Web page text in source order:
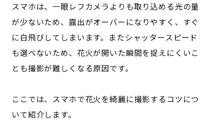
スマホは、一眼レフカメラよりも取り込める光の量
が少ないため、露出がオーバーになりやすく、すぐ
に白飛びしてしまいます。またシャッタースピード
も選べないため、花火が開いた瞬間を捉えにくいこ
とも撮影が難しくなる原因です。
ここでは、スマホで花火を綺麗に撮影するコツにつ
いて紹介します。